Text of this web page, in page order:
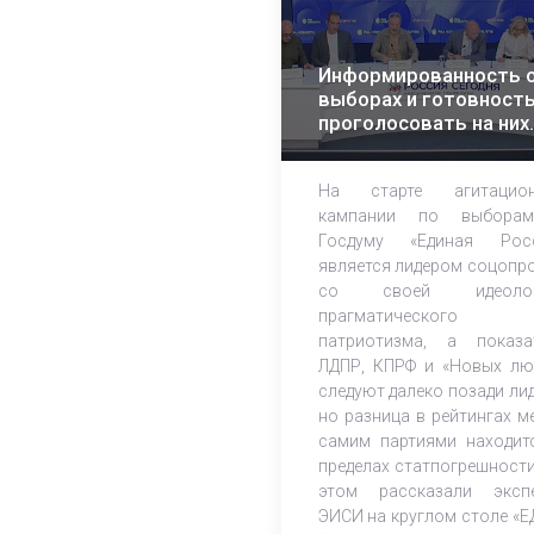
Информированность
выборах и готовность
проголосовать на них
растет – эксперты
На старте
кампании по
Госдуму «Единая
является лидером
со своей
прагматического
патриотизма, а
ЛДПР, КПРФ и «Новых
следуют далеко позади
но разница в рейтингах
самим партиями
пределах
этом рассказали
ЭИСИ на круглом столе